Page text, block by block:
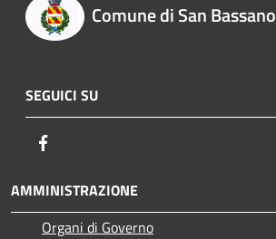
Comune di San Bassano
SEGUICI SU
AMMINISTRAZIONE
Organi di Governo